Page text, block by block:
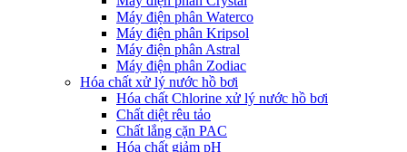
Máy điện phân Waterco
Máy điện phân Kripsol
Máy điện phân Astral
Máy điện phân Zodiac
Hóa chất xử lý nước hồ bơi
Hóa chất Chlorine xử lý nước hồ bơi
Chất diệt rêu tảo
Chất lắng cặn PAC
Hóa chất giảm pH